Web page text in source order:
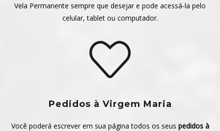
Vela Permanente sempre que desejar e pode acessá-la pelo
celular, tablet ou computador.
Pedidos à Virgem Maria
Você poderá escrever em sua página todos os seus pedidos à